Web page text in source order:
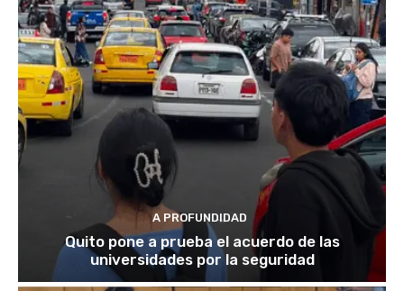
A PROFUNDIDAD
Quito pone a prueba el acuerdo de las
universidades por la seguridad